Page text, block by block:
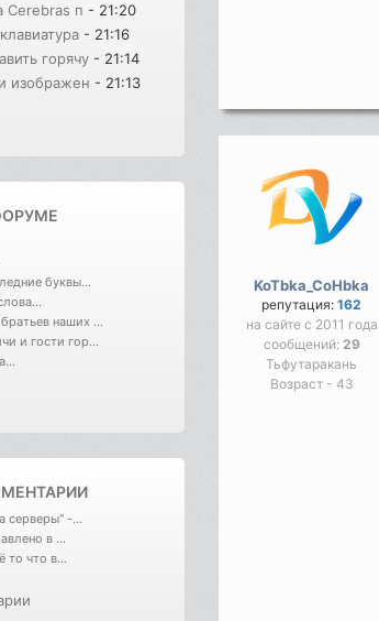
Cerebras п - 21:20
- 21:16
горячу - 21:14
изображен - 21:13
буквы...
наших ...
и гости гор...
серверы" -...
в ...
то что в...
KoTbka_CoHbka
репутация:162
на сайте с 2011 года
сообщений: 29
Тьфутаракань
Возраст - 43